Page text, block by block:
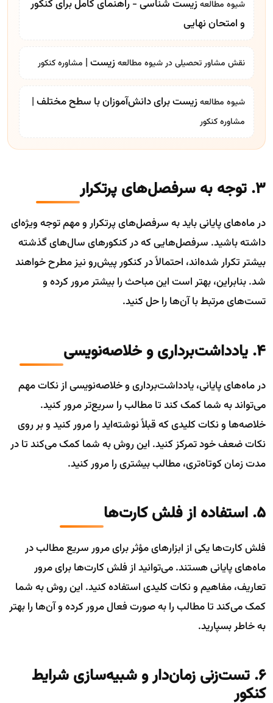
شیوه مطالعهزیست شناسی - راهنمای کامل برای کنکور
و امتحان نهایی
نقش مشاور تحصیلی درشیوه مطالعهزیست | مشاوره کنکور
شیوه مطالعهزیست برای دانش‌آموزان با سطح مختلف |
مشاوره کنکور
3. توجه به سرفصل‌های پرتکرار
در ماه‌های پایانی باید به سرفصل‌های پرتکرار و مهم توجه ویژه‌ای
داشته باشید. سرفصل‌هایی که در کنکورهای سال‌های گذشته
بیشتر تکرار شده‌اند، احتمالاً در کنکور پیش‌رو نیز مطرح خواهند
شد. بنابراین، بهتر است این مباحث را بیشتر مرور کرده و
تست‌های مرتبط با آن‌ها را حل کنید.
4. یادداشت‌برداری و خلاصه‌نویسی
در ماه‌های پایانی، یادداشت‌برداری و خلاصه‌نویسی از نکات مهم
می‌تواند به شما کمک کند تا مطالب را سریع‌تر مرور کنید.
خلاصه‌ها و نکات کلیدی که قبلاً نوشته‌اید را مرور کنید و بر روی
نکات ضعف خود تمرکز کنید. این روش به شما کمک می‌کند تا در
مدت زمان کوتاه‌تری، مطالب بیشتری را مرور کنید.
5. استفاده از فلش کارت‌ها
فلش کارت‌ها یکی از ابزارهای مؤثر برای مرور سریع مطالب در
ماه‌های پایانی هستند. می‌توانید از فلش کارت‌ها برای مرور
تعاریف، مفاهیم و نکات کلیدی استفاده کنید. این روش به شما
کمک می‌کند تا مطالب را به صورت فعال مرور کرده و آن‌ها را بهتر
به خاطر بسپارید.
6. تست‌زنی زمان‌دار و شبیه‌سازی شرایط
کنکور